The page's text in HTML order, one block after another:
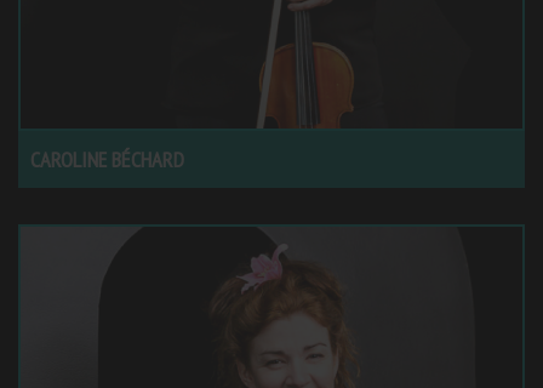
CAROLINE BÉCHARD